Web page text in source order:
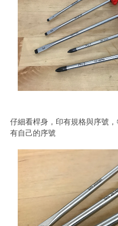
仔細看桿身，印有規格與序號
有自己的序號